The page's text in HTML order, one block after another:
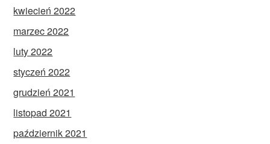
kwiecień 2022
marzec 2022
luty 2022
styczeń 2022
grudzień 2021
listopad 2021
październik 2021